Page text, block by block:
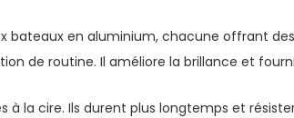
bateaux en aluminium, chacune offrant
de routine. Il améliore la brillance et
à la cire. Ils durent plus longtemps et